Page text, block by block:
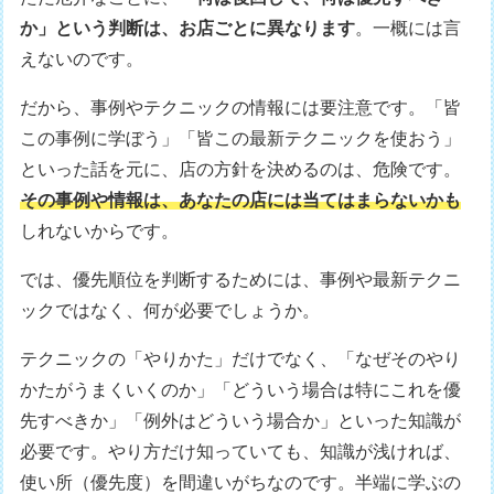
か」という判断は、お店ごとに異なります。一概には言
えないのです。
だから、事例やテクニックの情報には要注意です。「皆
この事例に学ぼう」「皆この最新テクニックを使おう」
といった話を元に、店の方針を決めるのは、危険です。
その事例や情報は、あなたの店には当てはまらないかも
しれないからです。
では、優先順位を判断するためには、事例や最新テクニ
ックではなく、何が必要でしょうか。
テクニックの「やりかた」だけでなく、「なぜそのやり
かたがうまくいくのか」「どういう場合は特にこれを優
先すべきか」「例外はどういう場合か」といった知識が
必要です。やり方だけ知っていても、知識が浅ければ、
使い所（優先度）を間違いがちなのです。半端に学ぶの